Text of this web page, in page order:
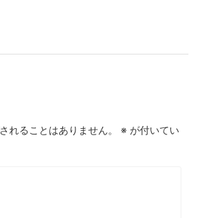
れることはありません。 ※ が付いてい